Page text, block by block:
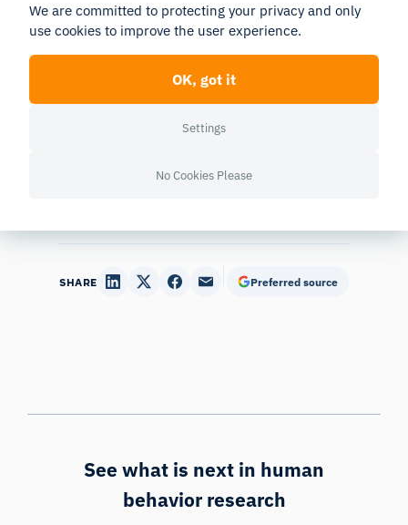
Published 05/22/2026 Last edited05/27/2026
Written By:
ResearchGate
SHARE Preferred source
See what is next in human
behavior research
We are committed to protecting your privacy and only
use cookies to improve the user experience.
OK, got it
Settings
No Cookies Please